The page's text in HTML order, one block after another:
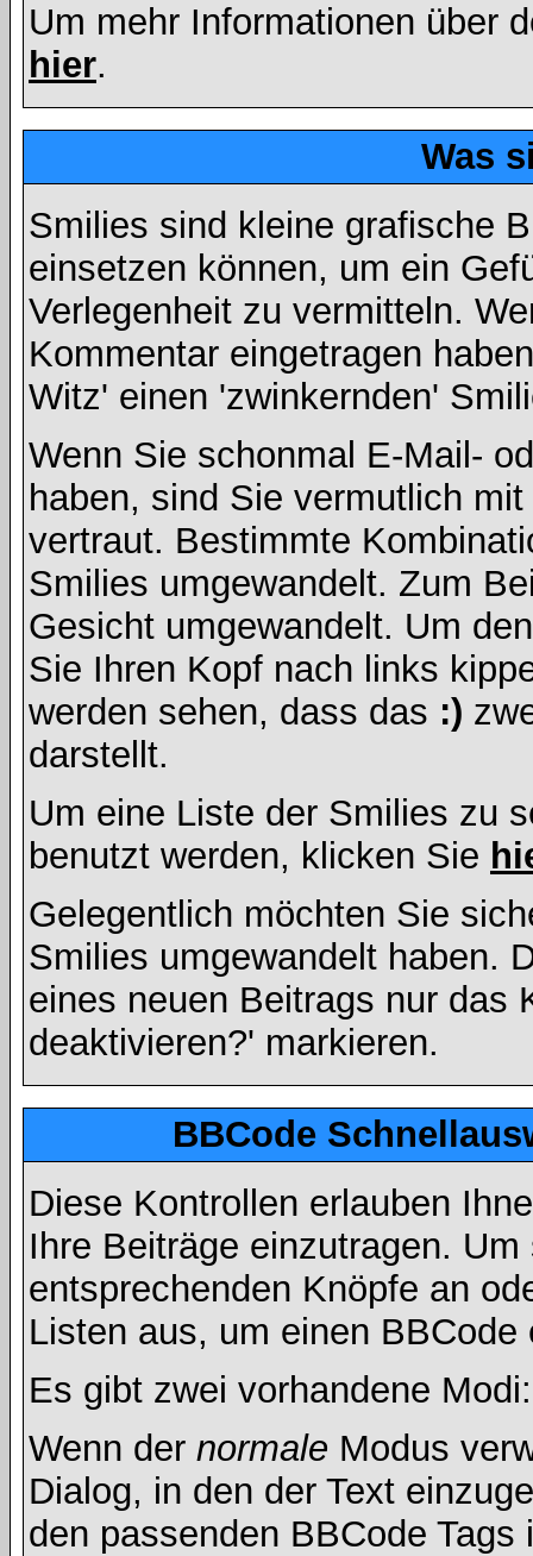
Um mehr Informationen über
hier.
Was
Smilies sind kleine grafische
einsetzen können, um ein
Verlegenheit zu vermitteln.
Kommentar eingetragen
Witz' einen 'zwinkernden'
Wenn Sie schonmal E-Mail-
haben, sind Sie vermutlich
vertraut. Bestimmte
Smilies umgewandelt. Zum
Gesicht umgewandelt. Um
Sie Ihren Kopf nach links
werden sehen, dass das :)
darstellt.
Um eine Liste der Smilies zu
benutzt werden, klicken Sie
Gelegentlich möchten Sie
Smilies umgewandelt haben.
eines neuen Beitrags nur das
deaktivieren?' markieren.
BBCode
Diese Kontrollen erlauben
Ihre Beiträge einzutragen.
entsprechenden Knöpfe an
Listen aus, um einen BBCode
Es gibt zwei vorhandene
Wenn der normale Modus
Dialog, in den der Text
den passenden BBCode